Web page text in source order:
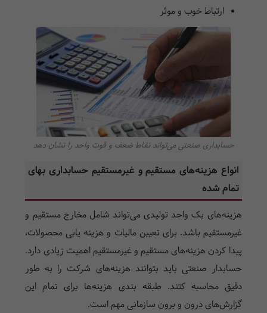
ارتباط خوب و موثر
حسابداری صنعتی می‌تواند نقاط ضعف و قوت واحد را نشان دهد
انواع هزینه‌های مستقیم و غیرمستقیم حسابداری بهای
تمام شده
هزینه‌های یک واحد تولیدی می‌تواند شامل مخارج مستقیم و
غیرمستقیم باشد. برای تعیین مالیات و هزینه یابی محصولات،
پیدا کردن هزینه‌های مستقیم و غیرمستقیم اهمیت زیادی دارد.
حسابدار صنعتی باید بتوانند هزینه‌های شرکت را به طور
دقیق محاسبه کتند. طبقه بندی هزینه‌ها برای تمام این
گزارش‌های درون و برون سازمانی مهم است.